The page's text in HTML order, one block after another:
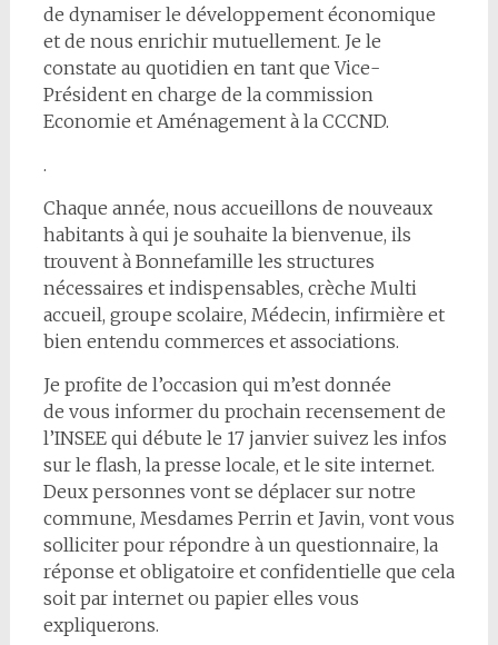
de dynamiser le développement économique
et de nous enrichir mutuellement. Je le
constate au quotidien en tant que Vice-
Président en charge de la commission
Economie et Aménagement à la CCCND.
.
Chaque année, nous accueillons de nouveaux
habitants à qui je souhaite la bienvenue, ils
trouvent à Bonnefamille les structures
nécessaires et indispensables, crèche Multi
accueil, groupe scolaire, Médecin, infirmière et
bien entendu commerces et associations.
Je profite de l’occasion qui m’est donnée
de vous informer du prochain recensement de
l’INSEE qui débute le 17 janvier suivez les infos
sur le flash, la presse locale, et le site internet.
Deux personnes vont se déplacer sur notre
commune, Mesdames Perrin et Javin, vont vous
solliciter pour répondre à un questionnaire, la
réponse et obligatoire et confidentielle que cela
soit par internet ou papier elles vous
expliquerons.